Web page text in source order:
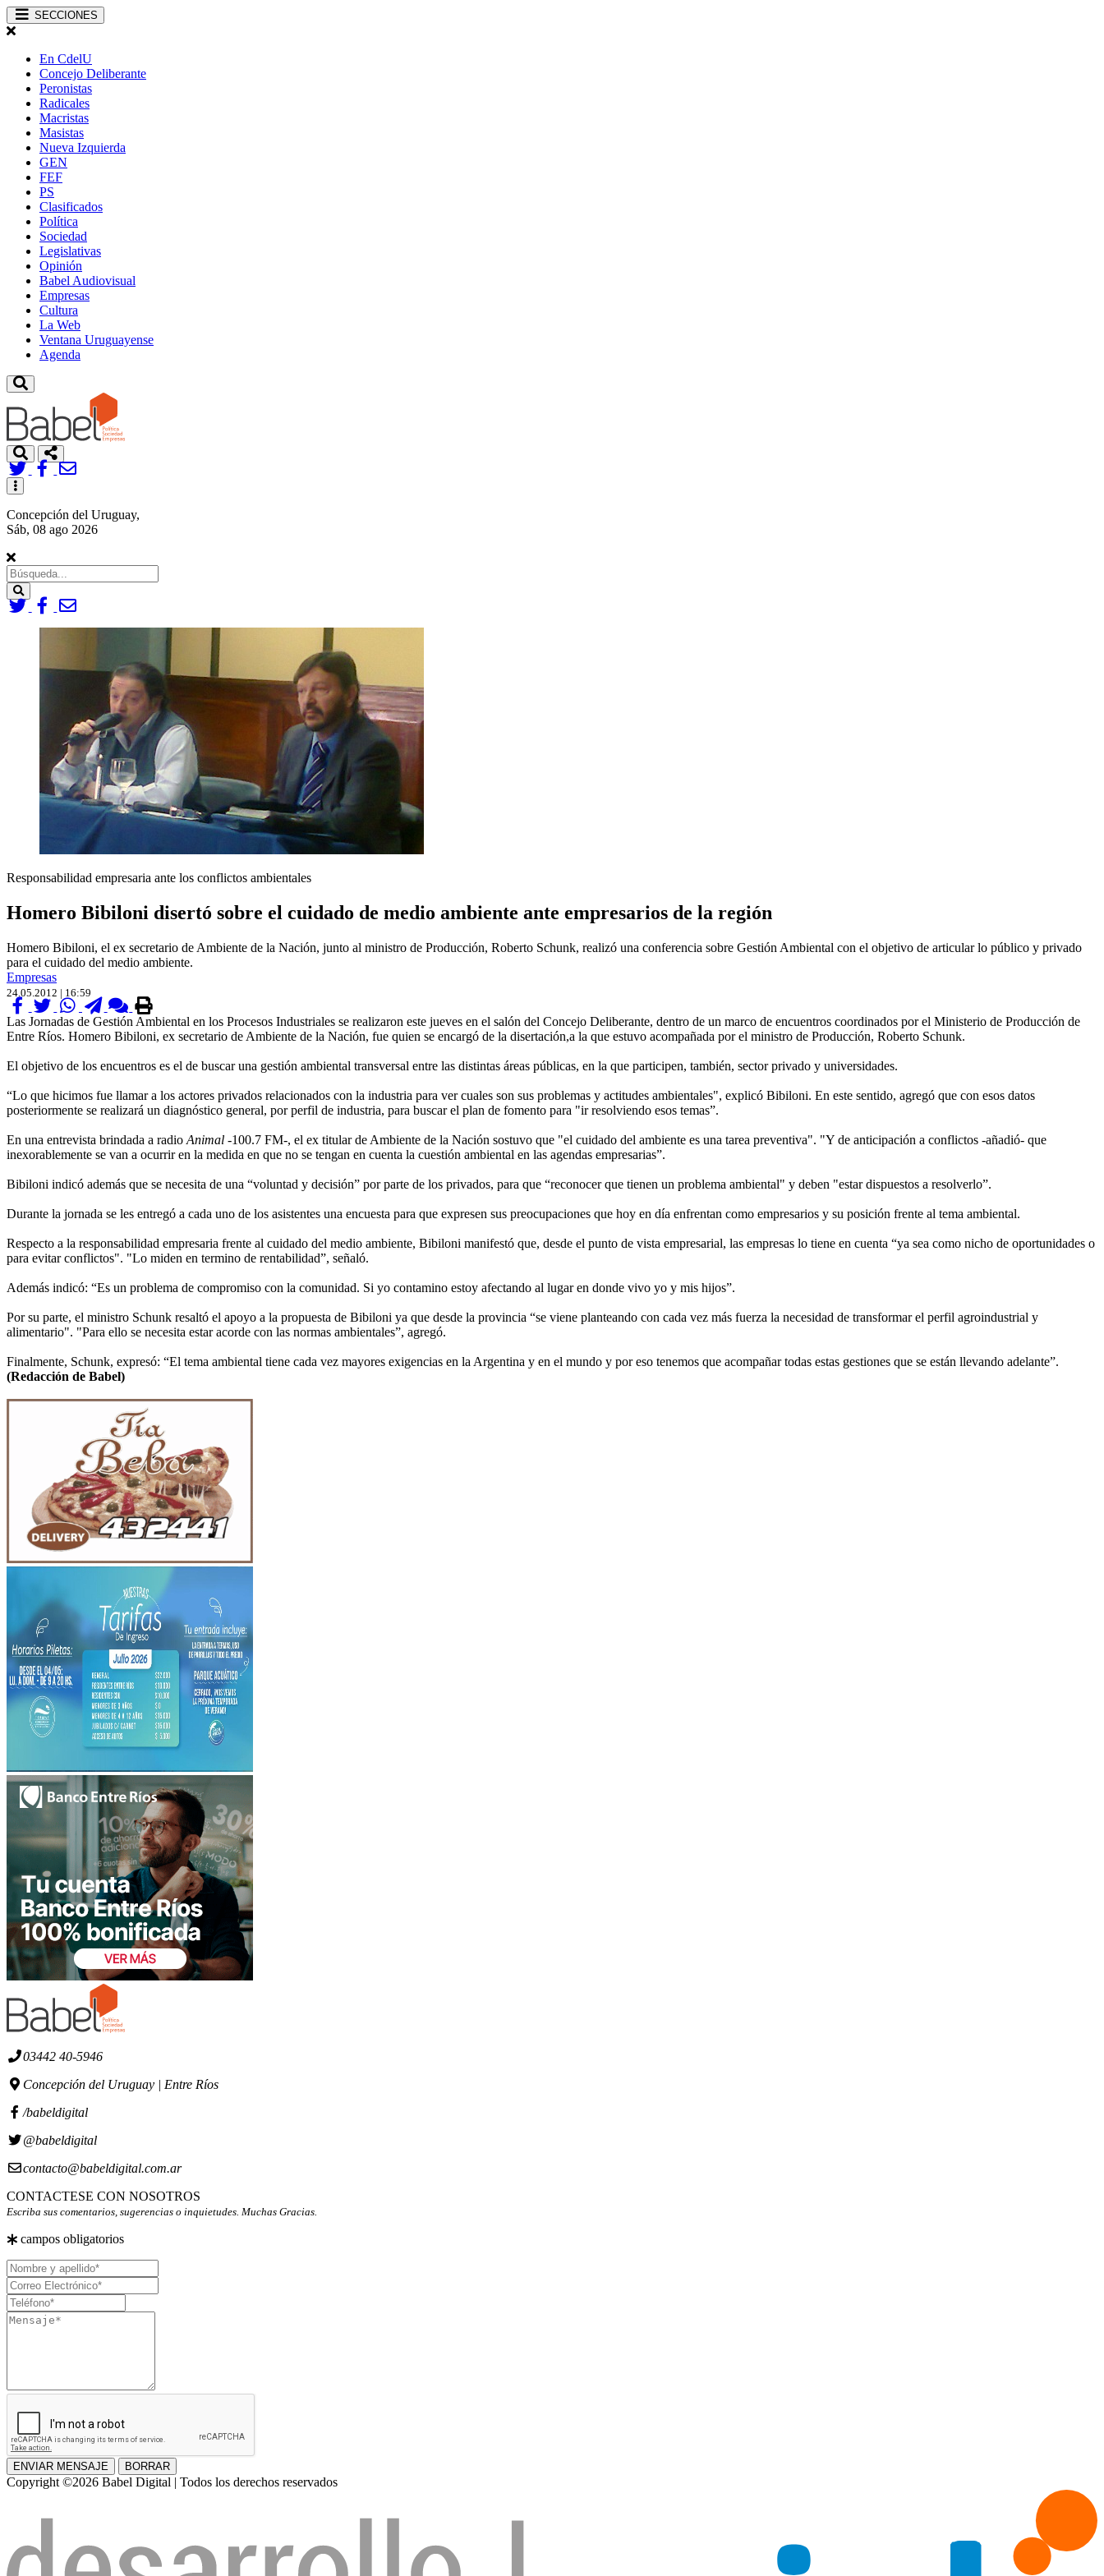
SECCIONES
En CdelU
Concejo Deliberante
Peronistas
Radicales
Macristas
Masistas
Nueva Izquierda
GEN
FEF
PS
Clasificados
Política
Sociedad
Legislativas
Opinión
Babel Audiovisual
Empresas
Cultura
La Web
Ventana Uruguayense
Agenda
Toggle
navigation
Concepción del Uruguay,
Sáb, 08 ago 2026
Search
Responsabilidad empresaria ante los conflictos ambientales
Homero Bibiloni disertó sobre el cuidado de medio ambiente ante empresarios de la región
Homero Bibiloni, el ex secretario de Ambiente de la Nación, junto al ministro de Producción, Roberto Schunk, realizó una conferencia sobre Gestión Ambiental con el objetivo de articular lo público y privado
para el cuidado del medio ambiente.
Empresas
24.05.2012 | 16:59
Las Jornadas de Gestión Ambiental en los Procesos Industriales se realizaron este jueves en el salón del Concejo Deliberante, dentro de un marco de encuentros coordinados por el Ministerio de Producción de
Entre Ríos. Homero Bibiloni, ex secretario de Ambiente de la Nación, fue quien se encargó de la disertación,a la que estuvo acompañada por el ministro de Producción, Roberto Schunk.
El objetivo de los encuentros es el de buscar una gestión ambiental transversal entre las distintas áreas públicas, en la que participen, también, sector privado y universidades.
“Lo que hicimos fue llamar a los actores privados relacionados con la industria para ver cuales son sus problemas y actitudes ambientales", explicó Bibiloni. En este sentido, agregó que con esos datos
posteriormente se realizará un diagnóstico general, por perfil de industria, para buscar el plan de fomento para "ir resolviendo esos temas”.
En una entrevista brindada a radio Animal -100.7 FM-, el ex titular de Ambiente de la Nación sostuvo que "el cuidado del ambiente es una tarea preventiva". "Y de anticipación a conflictos -añadió- que
inexorablemente se van a ocurrir en la medida en que no se tengan en cuenta la cuestión ambiental en las agendas empresarias”.
Bibiloni indicó además que se necesita de una “voluntad y decisión” por parte de los privados, para que “reconocer que tienen un problema ambiental" y deben "estar dispuestos a resolverlo”.
Durante la jornada se les entregó a cada uno de los asistentes una encuesta para que expresen sus preocupaciones que hoy en día enfrentan como empresarios y su posición frente al tema ambiental.
Respecto a la responsabilidad empresaria frente al cuidado del medio ambiente, Bibiloni manifestó que, desde el punto de vista empresarial, las empresas lo tiene en cuenta “ya sea como nicho de oportunidades o
para evitar conflictos". "Lo miden en termino de rentabilidad”, señaló.
Además indicó: “Es un problema de compromiso con la comunidad. Si yo contamino estoy afectando al lugar en donde vivo yo y mis hijos”.
Por su parte, el ministro Schunk resaltó el apoyo a la propuesta de Bibiloni ya que desde la provincia “se viene planteando con cada vez más fuerza la necesidad de transformar el perfil agroindustrial y
alimentario". "Para ello se necesita estar acorde con las normas ambientales”, agregó.
Finalmente, Schunk, expresó: “El tema ambiental tiene cada vez mayores exigencias en la Argentina y en el mundo y por eso tenemos que acompañar todas estas gestiones que se están llevando adelante”.
(Redacción de Babel)
03442 40-5946
Concepción del Uruguay | Entre Ríos
/babeldigital
@babeldigital
contacto@babeldigital.com.ar
CONTACTESE CON NOSOTROS
Escriba sus comentarios, sugerencias o inquietudes. Muchas Gracias.
campos obligatorios
Nombre
y
apellido
Correo
Electrónico
Teléfono
Mensaje
ENVIAR MENSAJE BORRAR
Copyright ©2026 Babel Digital | Todos los derechos reservados